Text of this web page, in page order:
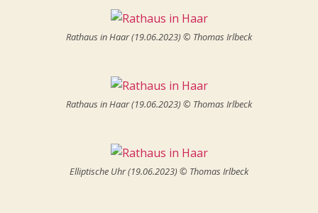
Rathaus in Haar (19.06.2023) © Thomas Irlbeck
Rathaus in Haar (19.06.2023) © Thomas Irlbeck
Elliptische Uhr (19.06.2023) © Thomas Irlbeck